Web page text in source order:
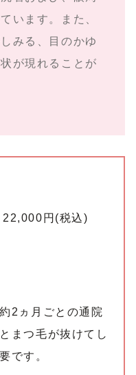
います。また、
みる、目のかゆ
が現れることが
22,000円(税込)
2ヵ月ごとの通院
まつ毛が抜けてし
です 。